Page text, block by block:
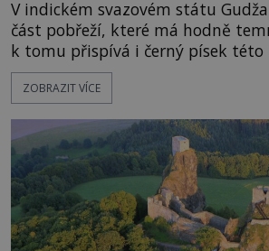
V indickém svazovém státu
část pobřeží, které má hodně
k tomu přispívá i černý písek této
pláž takové netypické zbarvení? Nakolik jsou
pravdivé historky, že zde došlo k
následovat. Vstupujeme na pláž
Surat. Gu
ZOBRAZIT VÍCE